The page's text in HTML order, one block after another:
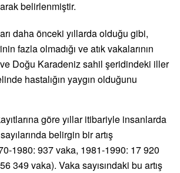
belirlenmiştir.
daha önceki yıllarda olduğu gibi,
fazla olmadığı ve atık vakalarının
Doğu Karadeniz sahil şeridindeki iller
hastalığın yaygın olduğunu
göre yıllar itibariyle insanlarda
belirgin bir artış
1980: 937 vaka, 1981-1990: 17 920
349 vaka). Vaka sayısındaki bu artış